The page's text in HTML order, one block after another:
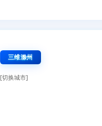
三维滁州
[切换城市]